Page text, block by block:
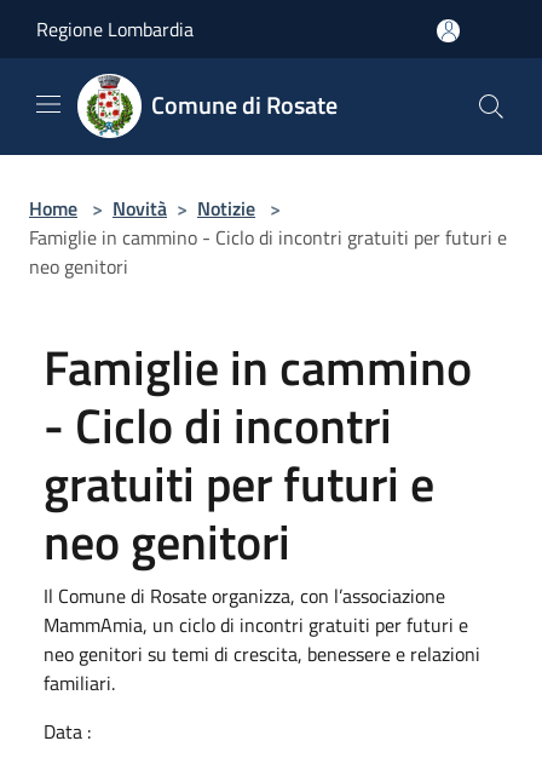
Regione Lombardia
Comune di Rosate
Home > Novità > Notizie >
Famiglie in cammino - Ciclo di incontri gratuiti per futuri e
neo genitori
Famiglie in cammino
- Ciclo di incontri
gratuiti per futuri e
neo genitori
Il Comune di Rosate organizza, con l’associazione
MammAmia, un ciclo di incontri gratuiti per futuri e
neo genitori su temi di crescita, benessere e relazioni
familiari.
Data :